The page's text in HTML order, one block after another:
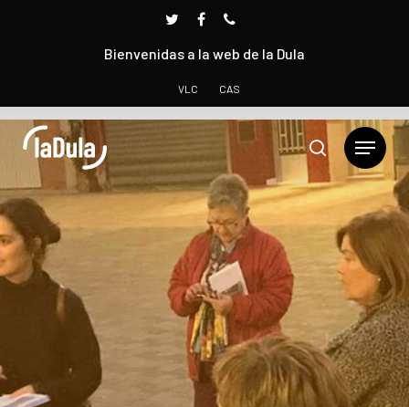
Bienvenidas a la web de la Dula
VLC CAS
Presione INTRO para buscar o ESC para cerrar